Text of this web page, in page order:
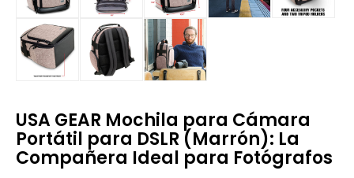
USA GEAR Mochila para Cámara
Portátil para DSLR (Marrón): La
Compañera Ideal para Fotógrafos